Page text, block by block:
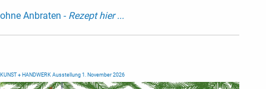
ohne Anbraten - Rezept hier ...
KUNST + HANDWERK Ausstellung 1. November 2026